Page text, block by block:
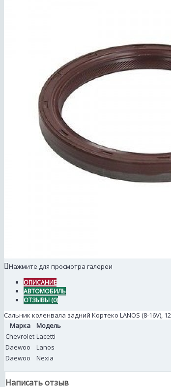
Нажмите для просмотра галереи
ОПИСАНИЕ
АВТОМОБИЛЬ
ОТЗЫВЫ (0)
Сальник коленвала задний Кортеко LANOS (8-16V),
Марка
Модель
Chevrolet Lacetti
Daewoo
Lanos
Daewoo
Nexia
Написать отзыв